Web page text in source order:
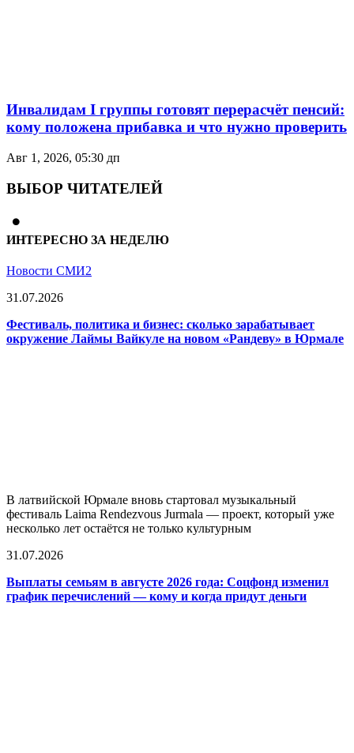
Инвалидам I группы готовят перерасчёт пенсий:
кому положена прибавка и что нужно проверить
Авг 1, 2026, 05:30 дп
ВЫБОР ЧИТАТЕЛЕЙ
ИНТЕРЕСНО ЗА НЕДЕЛЮ
Новости СМИ2
31.07.2026
Фестиваль, политика и бизнес: сколько зарабатывает
окружение Лаймы Вайкуле на новом «Рандеву» в Юрмале
В латвийской Юрмале вновь стартовал музыкальный
фестиваль Laima Rendezvous Jurmala — проект, который уже
несколько лет остаётся не только культурным
31.07.2026
Выплаты семьям в августе 2026 года: Соцфонд изменил
график перечислений — кому и когда придут деньги